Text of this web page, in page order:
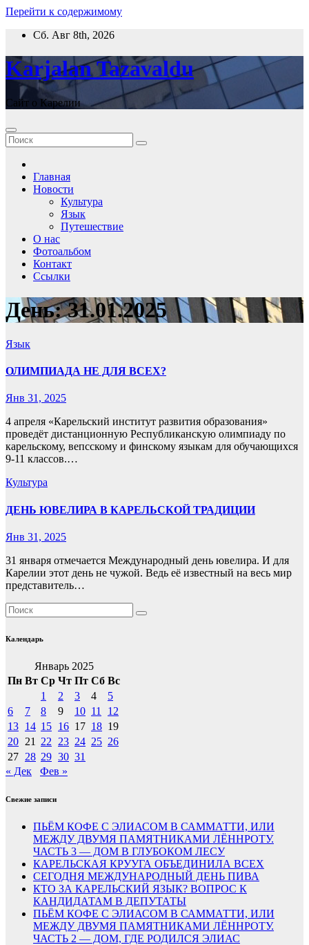
Перейти к содержимому
Сб. Авг 8th, 2026
Karjalan Tazavaldu
Сайт о Карелии
Главная
Новости
Культура
Язык
Путешествие
О нас
Фотоальбом
Контакт
Ссылки
День:31.01.2025
Язык
ОЛИМПИАДА НЕ ДЛЯ ВСЕХ?
Янв 31, 2025
4 апреля «Карельский институт развития образования»
проведёт дистанционную Республиканскую олимпиаду по
карельскому, вепсскому и финскому языкам для обучающихся
9-11 классов.…
Культура
ДЕНЬ ЮВЕЛИРА В КАРЕЛЬСКОЙ ТРАДИЦИИ
Янв 31, 2025
31 января отмечается Международный день ювелира. И для
Карелии этот день не чужой. Ведь её известный на весь мир
представитель…
Календарь
Январь 2025
Пн Вт Ср Чт Пт Сб Вс
1
2 3 4
5
6
7 8 9 10 11
12
13 14 15 16 17 18 19
20 21 22 23 24 25 26
27 28 29 30 31
« Дек
Фев »
Свежие записи
ПЬЁМ КОФЕ С ЭЛИАСОМ В САММАТТИ, ИЛИ
МЕЖДУ ДВУМЯ ПАМЯТНИКАМИ ЛЁННРОТУ.
ЧАСТЬ 3 — ДОМ В ГЛУБОКОМ ЛЕСУ
КАРЕЛЬСКАЯ КРУУГА ОБЪЕДИНИЛА ВСЕХ
СЕГОДНЯ МЕЖДУНАРОДНЫЙ ДЕНЬ ПИВА
КТО ЗА КАРЕЛЬСКИЙ ЯЗЫК? ВОПРОС К
КАНДИДАТАМ В ДЕПУТАТЫ
ПЬЁМ КОФЕ С ЭЛИАСОМ В САММАТТИ, ИЛИ
МЕЖДУ ДВУМЯ ПАМЯТНИКАМИ ЛЁННРОТУ.
ЧАСТЬ 2 — ДОМ, ГДЕ РОДИЛСЯ ЭЛИАС